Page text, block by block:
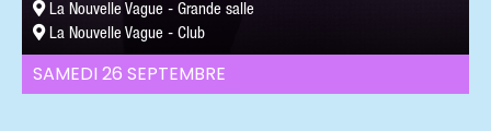
SAMEDI 26 SEPTEMBRE
La Nouvelle Vague - Grande salle
La Nouvelle Vague - Club